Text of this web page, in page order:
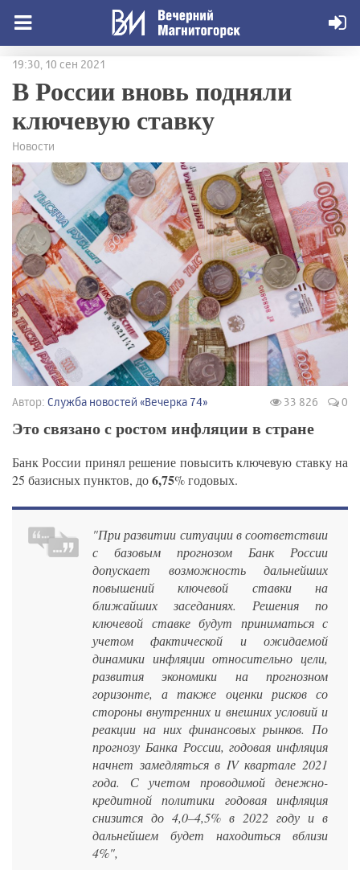
19:30, 10 сен 2021
В России вновь подняли
ключевую ставку
Новости
Автор: Служба новостей «Вечерка 74» 33 826 0
Это связано с ростом инфляции в стране
Банк России принял решение повысить ключевую ставку на
25 базисных пунктов, до6,75% годовых.
"При развитии ситуации в соответствии
с базовым прогнозом Банк России
допускает возможность дальнейших
повышений ключевой ставки на
ближайших заседаниях. Решения по
ключевой ставке будут приниматься с
учетом фактической и ожидаемой
динамики инфляции относительно цели,
развития экономики на прогнозном
горизонте, а также оценки рисков со
стороны внутренних и внешних условий и
реакции на них финансовых рынков. По
прогнозу Банка России, годовая инфляция
начнет замедляться в IV квартале 2021
года. С учетом проводимой денежно-
кредитной политики годовая инфляция
снизится до 4,0–4,5% в 2022 году и в
дальнейшем будет находиться вблизи
4%",